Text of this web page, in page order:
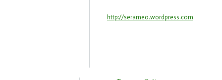
http://serameo.wordpress.com